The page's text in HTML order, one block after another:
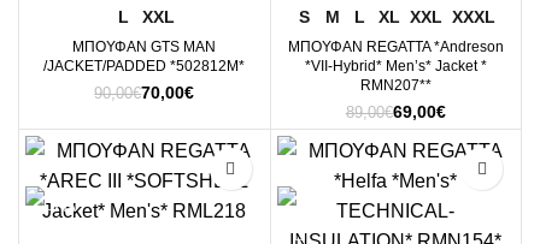
L XXL
ΜΠΟΥΦΑΝ GTS MAN
/JACKET/PADDED *502812M*
90,00€Original
was:
90,00€.
70,00€Η
τιμή
είναι:
70,00€.
S M L XL XXL XXXL
ΜΠΟΥΦΑΝ REGATTA *Andreson
*VII-Hybrid* Men’s* Jacket *
RMN207**
89,00€Original
price
was:
89,00€.
69,00€Η
τρέχουσα
τιμή
είναι: